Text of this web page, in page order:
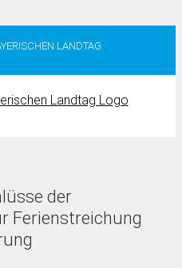
LANDTAG
der
Ferienstreichung